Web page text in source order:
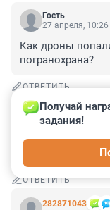
Гость
27 апреля, 10:26
Как дроны
погранохрана?
ОТВЕТИТЬ
Гость
27 апреля, 10:24
главное не
ОТВЕТИТЬ
282871043
Получай
задания!